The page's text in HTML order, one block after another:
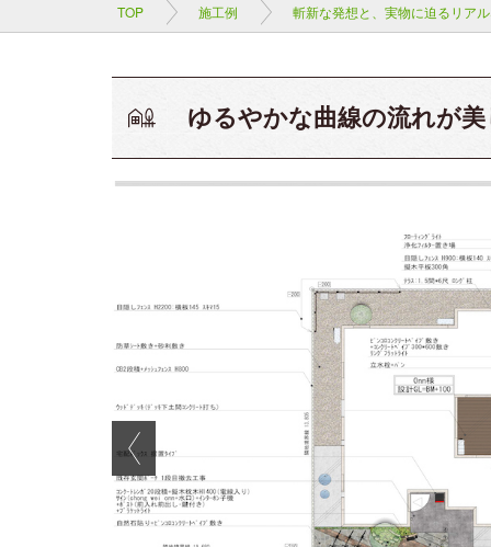
TOP 施工例 斬新な発想と、実物に迫るリア
ゆるやかな曲線の流れが